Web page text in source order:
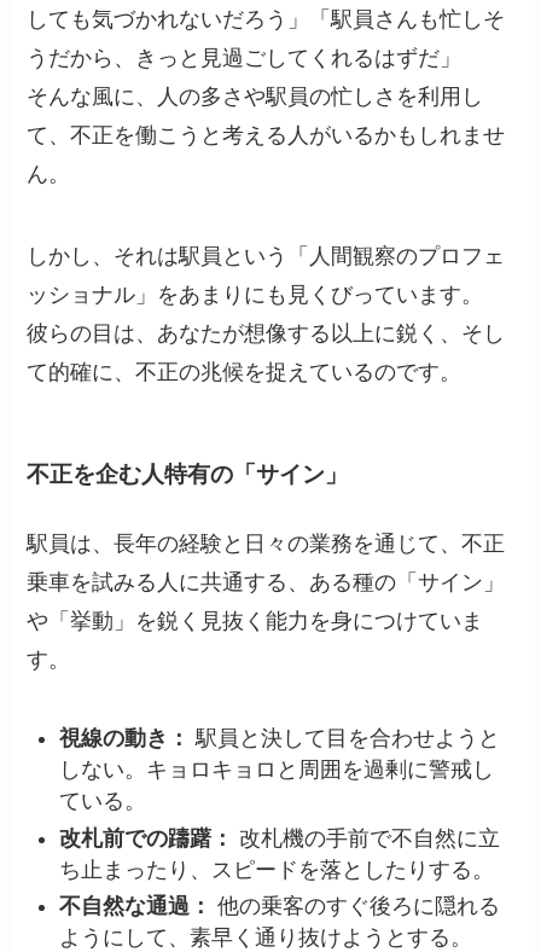
しても気づかれないだろう」「駅員さんも忙しそ
うだから、きっと見過ごしてくれるはずだ」
そんな風に、人の多さや駅員の忙しさを利用し
て、不正を働こうと考える人がいるかもしれませ
ん。
しかし、それは駅員という「人間観察のプロフェ
ッショナル」をあまりにも見くびっています。
彼らの目は、あなたが想像する以上に鋭く、そし
て的確に、不正の兆候を捉えているのです。
不正を企む人特有の「サイン」
駅員は、長年の経験と日々の業務を通じて、不正
乗車を試みる人に共通する、ある種の「サイン」
や「挙動」を鋭く見抜く能力を身につけていま
す。
視線の動き： 駅員と決して目を合わせようと
しない。キョロキョロと周囲を過剰に警戒し
ている。
改札前での躊躇： 改札機の手前で不自然に立
ち止まったり、スピードを落としたりする。
不自然な通過： 他の乗客のすぐ後ろに隠れる
ようにして、素早く通り抜けようとする。